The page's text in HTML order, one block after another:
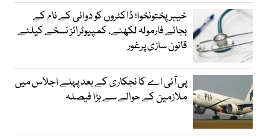
خیبرپختونخوا؛ ڈاکٹروں کو دوائی کے نام کے
بجائے فارمولہ لکھنے، کمپیوٹرائز نسخے کیلئے
قانون سازی پرغور
پی آئی اے کا نجکاری کے بعد پہلے اجلاس میں
ملازمین کے حوالے سے بڑا فیصلہ